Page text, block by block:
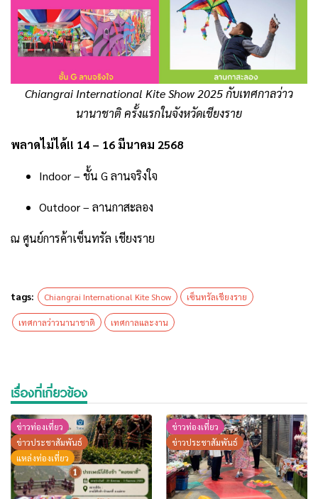
Chiangrai International Kite Show 2025 กับเทศกาลว่าว
นานาชาติ ครั้งแรกในจังหวัดเชียงราย
พลาดไม่ได้!! 14 – 16 มีนาคม 2568
Indoor – ชั้น G ลานจริงใจ
Outdoor – ลานกาสะลอง
ณ ศูนย์การค้าเซ็นทรัล เชียงราย
tags: Chiangrai International Kite Show เซ็นทรัลเชียงราย
เทศกาลว่าวนานาชาติ เทศกาลและงาน
เรื่องที่เกี่ยวข้อง
ข่าวท่องเที่ยว
ข่าวประชาสัมพันธ์
แหล่งท่องเที่ยว
ข่าวท่องเที่ยว
ข่าวประชาสัมพันธ์